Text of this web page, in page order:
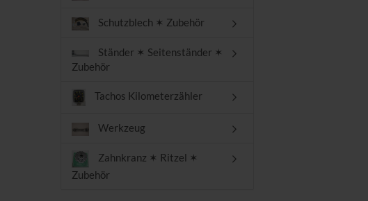
Schutzblech ✶ Zubehör
Ständer ✶ Seitenständer ✶
Zubehör
Tachos Kilometerzähler
Werkzeug
Zahnkranz ✶ Ritzel ✶
Zubehör